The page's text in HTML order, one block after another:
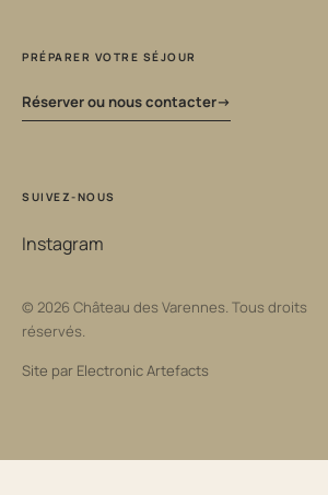
PRÉPARER VOTRE SÉJOUR
Réserver ou nous contacter
SUIVEZ-NOUS
Instagram
© 2026 Château des Varennes. Tous droits
réservés.
Site par Electronic Artefacts